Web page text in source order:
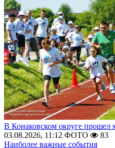
В Конаковском округе прошел
03.08.2026, 11:12 ФОТО
83
Наиболее важные события